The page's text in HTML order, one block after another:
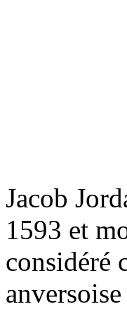
Jacob
1593 et
considéré